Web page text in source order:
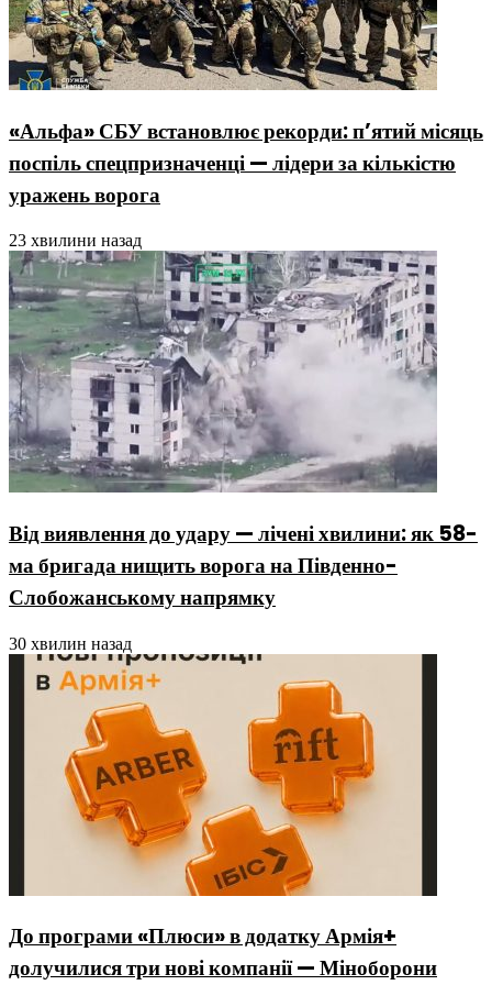
«Альфа» СБУ встановлює рекорди: п’ятий місяць
поспіль спецпризначенці — лідери за кількістю
уражень ворога
23 хвилини назад
Від виявлення до удару — лічені хвилини: як 58-
ма бригада нищить ворога на Південно-
Слобожанському напрямку
30 хвилин назад
До програми «Плюси» в додатку Армія+
долучилися три нові компанії — Міноборони